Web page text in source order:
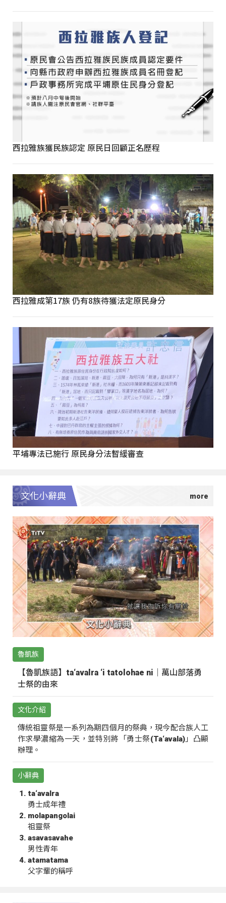
西拉雅族獲民族認定 原民日回顧正名歷程
西拉雅成第17族 仍有8族待獲法定原民身分
平埔專法已施行 原民身分法暫緩審查
文化小辭典
魯凱族
【魯凱族語】ta‘avalra ‘i tatolohae ni｜萬山部落勇
士祭的由來
文化介紹
傳統祖靈祭是一系列為期四個月的祭典，現今配合族人工
作求學濃縮為一天，並特別將「勇士祭(Ta‘avala)」凸顯
辦理。
小辭典
ta‘avalra
勇士成年禮
molapangolai
祖靈祭
asavasavahe
男性青年
atamatama
父字輩的稱呼